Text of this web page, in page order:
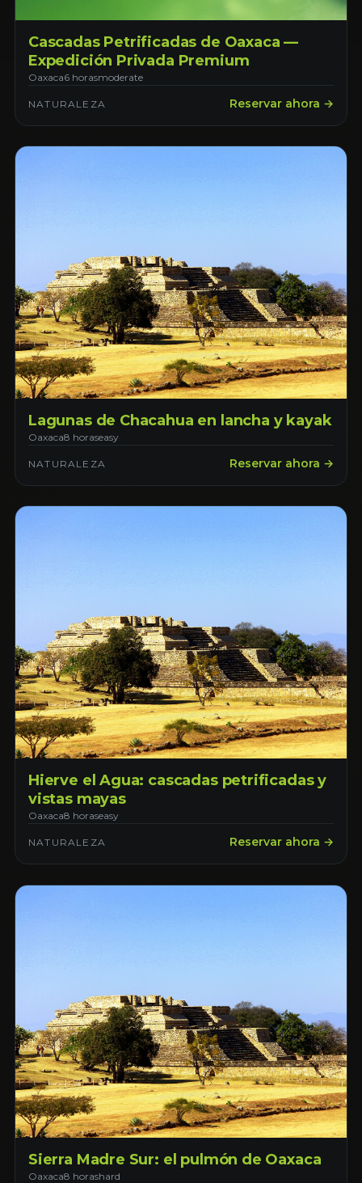
Cascadas Petrificadas de Oaxaca —
Expedición Privada Premium
Oaxaca6 horasmoderate
NATURALEZA Reservar ahora →
Lagunas de Chacahua en lancha y kayak
Oaxaca8 horaseasy
NATURALEZA Reservar ahora →
Hierve el Agua: cascadas petrificadas y
vistas mayas
Oaxaca8 horaseasy
NATURALEZA Reservar ahora →
Sierra Madre Sur: el pulmón de Oaxaca
Oaxaca8 horashard